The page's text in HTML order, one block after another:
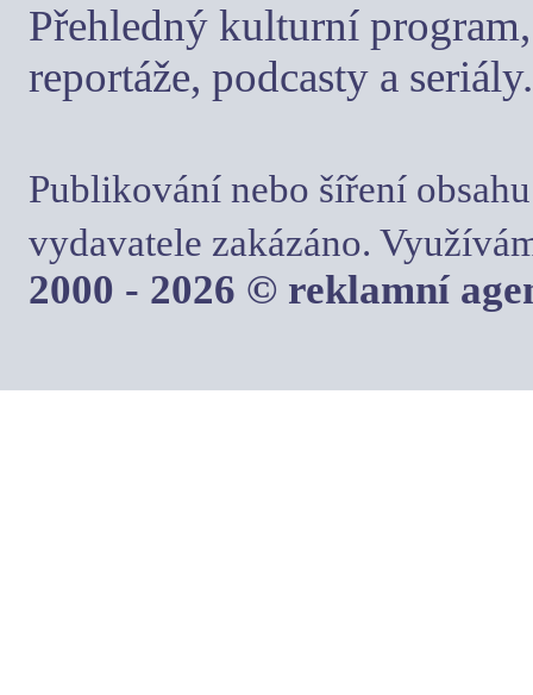
Přehledný kulturní
reportáže, podcasty a seriály.
Publikování nebo šíření
vydavatele zakázáno.
2000 - 2026 © reklamní